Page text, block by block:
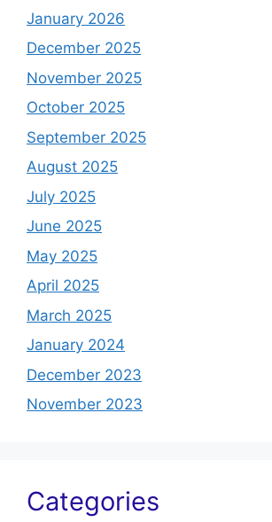
January 2026
December 2025
November 2025
October 2025
September 2025
August 2025
July 2025
June 2025
May 2025
April 2025
March 2025
January 2024
December 2023
November 2023
Categories